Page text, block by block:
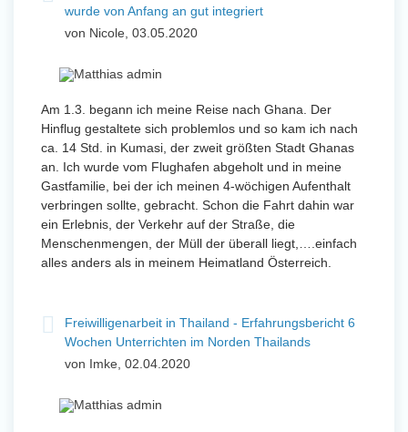
wurde von Anfang an gut integriert
von Nicole, 03.05.2020
Am 1.3. begann ich meine Reise nach Ghana. Der
Hinflug gestaltete sich problemlos und so kam ich nach
ca. 14 Std. in Kumasi, der zweit größten Stadt Ghanas
an. Ich wurde vom Flughafen abgeholt und in meine
Gastfamilie, bei der ich meinen 4-wöchigen Aufenthalt
verbringen sollte, gebracht. Schon die Fahrt dahin war
ein Erlebnis, der Verkehr auf der Straße, die
Menschenmengen, der Müll der überall liegt,….einfach
alles anders als in meinem Heimatland Österreich.
Freiwilligenarbeit in Thailand - Erfahrungsbericht 6
Wochen Unterrichten im Norden Thailands
von Imke, 02.04.2020